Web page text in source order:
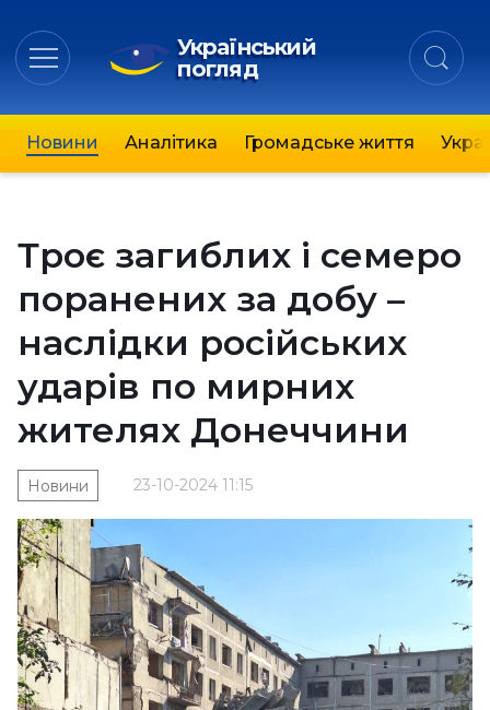
Український
погляд
Новини Аналітика Громадське життя
Троє загиблих і семеро
поранених за добу –
наслідки російських
ударів по мирних
жителях Донеччини
23-10-2024 11:15
Новини